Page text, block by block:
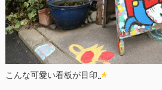
こんな可愛い看板が目印